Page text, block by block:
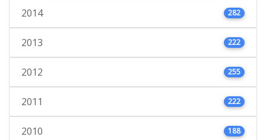
2014 282
2013 222
2012 255
2011 222
2010 188